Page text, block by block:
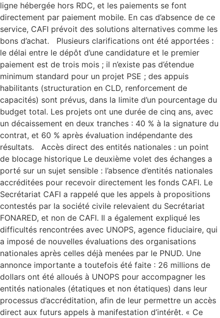
ligne hébergée hors RDC, et les paiements se font
directement par paiement mobile. En cas d’absence de ce
service, CAFI prévoit des solutions alternatives comme les
bons d’achat. Plusieurs clarifications ont été apportées :
le délai entre le dépôt d’une candidature et le premier
paiement est de trois mois ; il n’existe pas d’étendue
minimum standard pour un projet PSE ; des appuis
habilitants (structuration en CLD, renforcement de
capacités) sont prévus, dans la limite d’un pourcentage du
budget total. Les projets ont une durée de cinq ans, avec
un décaissement en deux tranches : 40 % à la signature du
contrat, et 60 % après évaluation indépendante des
résultats. Accès direct des entités nationales : un point
de blocage historique Le deuxième volet des échanges a
porté sur un sujet sensible : l’absence d’entités nationales
accréditées pour recevoir directement les fonds CAFI. Le
Secrétariat CAFI a rappelé que les appels à propositions
contestés par la société civile relevaient du Secrétariat
FONARED, et non de CAFI. Il a également expliqué les
difficultés rencontrées avec UNOPS, agence fiduciaire, qui
a imposé de nouvelles évaluations des organisations
nationales après celles déjà menées par le PNUD. Une
annonce importante a toutefois été faite : 26 millions de
dollars ont été alloués à UNOPS pour accompagner les
entités nationales (étatiques et non étatiques) dans leur
processus d’accréditation, afin de leur permettre un accès
direct aux futurs appels à manifestation d’intérêt. « Ce